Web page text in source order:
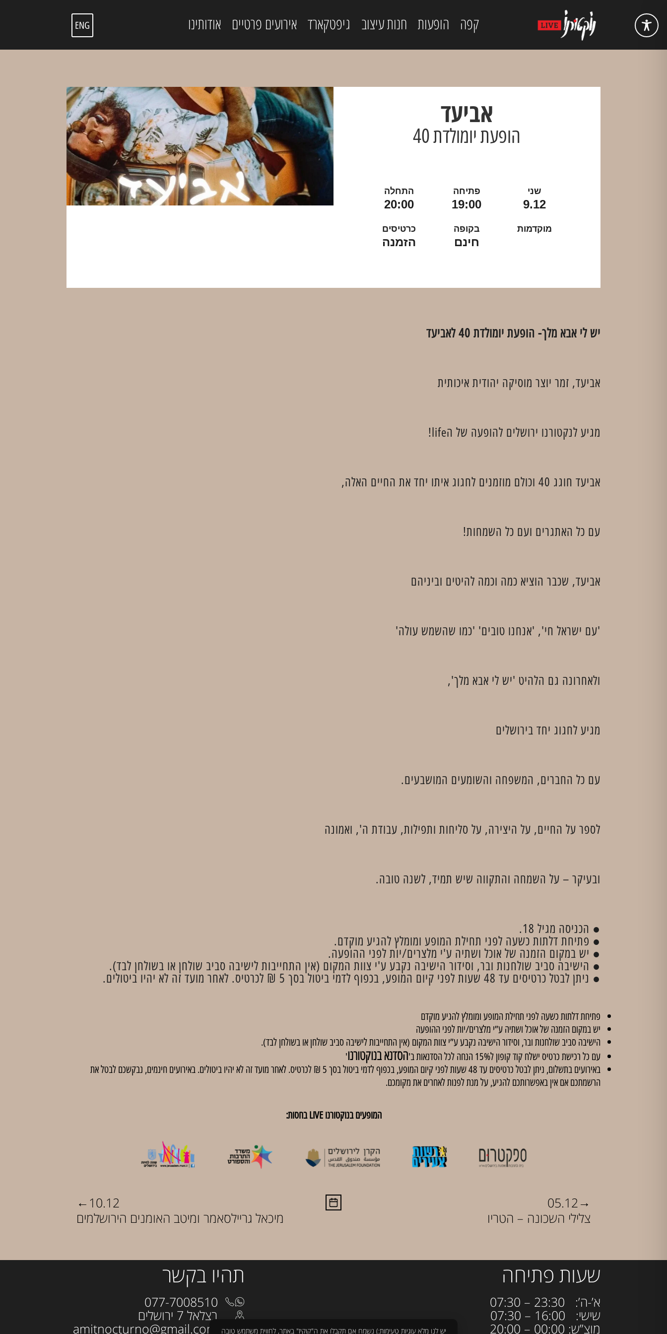
ENG קפה הופעות חנות עיצוב גיפטקארד אירועים פרטיים אודותינו
אביעד
הופעת יומולדת 40
שני
9.12
פתיחה
19:00
התחלה
20:00
מוקדמות בקופה
חינם
כרטיסים
הזמנה
יש לי אבא מלך- הופעת יומולדת 40 לאביעד
אביעד, זמר יוצר מוסיקה יהודית איכותית
מגיע לנקטורנו ירושלים להופעה של הlife!
אביעד חוגג 40 וכולם מוזמנים לחגוג איתו יחד את החיים האלה,
עם כל האתגרים ועם כל השמחות!
אביעד, שכבר הוציא כמה וכמה להיטים וביניהם
'עם ישראל חי', 'אנחנו טובים' 'כמו שהשמש עולה'
ולאחרונה גם הלהיט 'יש לי אבא מלך',
מגיע לחגוג יחד בירושלים
עם כל החברים, המשפחה והשומעים המושבעים.
לספר על החיים, על היצירה, על סליחות ותפילות, עבודת ה', ואמונה
ובעיקר – על השמחה והתקווה שיש תמיד, לשנה טובה.
● הכניסה מגיל 18.
● פתיחת דלתות כשעה לפני תחילת המופע ומומלץ להגיע מוקדם.
● יש במקום הזמנה של אוכל ושתיה ע'י מלצרים/יות לפני ההופעה.
● הישיבה סביב שולחנות ובר, וסידור הישיבה נקבע ע'י צוות המקום (אין התחייבות לישיבה סביב שולחן או בשולחן לבד).
● ניתן לבטל כרטיסים עד 48 שעות לפני קיום המופע, בכפוף לדמי ביטול בסך 5 ₪ לכרטיס. לאחר מועד זה לא יהיו ביטולים.
פתיחת דלתות כשעה לפני תחילת המופע ומומלץ להגיע מוקדם
יש במקום הזמנה של אוכל ושתיה ע”י מלצרים/יות לפני ההופעה
הישיבה סביב שולחנות ובר, וסידור הישיבה נקבע ע”י צוות המקום (אין התחייבות לישיבה סביב שולחן או בשולחן לבד).
עם כל רכישת כרטיס ישלח קוד קופון ל15% הנחה לכל הסדנאות ב'
הסדנא בנוקטורנו'
באירועים בתשלום, ניתן לבטל כרטיסים עד 48 שעות לפני קיום המופע, בכפוף לדמי ביטול בסך 5 ₪ לכרטיס. לאחר מועד זה לא יהיו ביטולים. באירועים חינמים, נבקשכם לבטל את
הרשמתכם אם אין באפשרותכם להגיע, על מנת לפנות לאחרים את מקומכם.
המופעים בנוקטורנו LIVE בחסות:
← 10.12
מיכאל גריילסאמר ומיטב האומנים הירושלמים
05.12→
צלילי השכונה – הטריו
תהיו בקשר
בצלאל 7 ירושלים
amitnocturno@gmail.com
שעות פתיחה
א’-ה’: 23:30 – 07:30
שישי: 16:00 – 07:30
מוצ”ש: 00:00 – 20:00 יש לנו מלא עוגיות טעימות:) נשמח אם תקבלו את ה"קוקיז" באתר, לחווית משתמש טובה